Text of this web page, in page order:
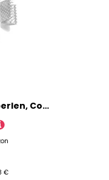
10–50 Stück Quetschperlen, Cove-Verschlüsse, Kordel-Endkappen, Schnurband, Lederclip, Faltverbinder, Zubehör für DIY-Schmuckzubehör, Silber, 35 mm
€